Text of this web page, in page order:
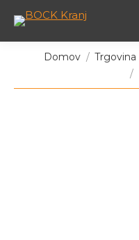
Tukaj ste:Domov Trgovina